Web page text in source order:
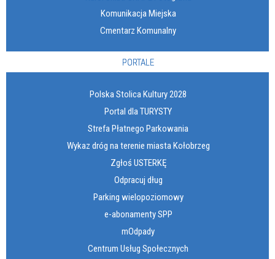
Komunikacja Miejska
Cmentarz Komunalny
PORTALE
Polska Stolica Kultury 2028
Portal dla TURYSTY
Strefa Płatnego Parkowania
Wykaz dróg na terenie miasta Kołobrzeg
Zgłoś USTERKĘ
Odpracuj dług
Parking wielopoziomowy
e-abonamenty SPP
mOdpady
Centrum Usług Społecznych